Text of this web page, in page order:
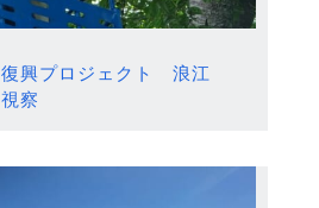
興プロジェクト 浪江
察